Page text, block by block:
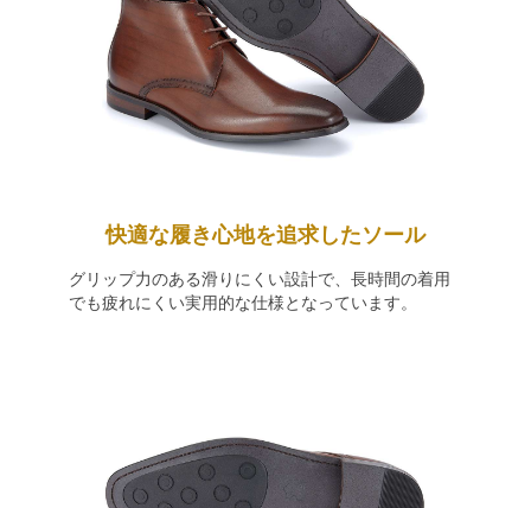
快適な履き心地を追求したソール
グリップ力のある滑りにくい設計で、長時間の着用
でも疲れにくい実用的な仕様となっています。